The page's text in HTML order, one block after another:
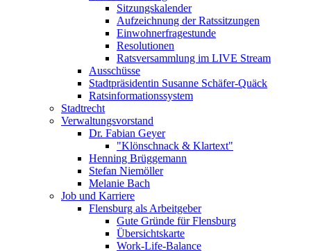
Sitzungskalender
Aufzeichnung der Ratssitzungen
Einwohnerfragestunde
Resolutionen
Ratsversammlung im LIVE Stream
Ausschüsse
Stadtpräsidentin Susanne Schäfer-Quäck
Ratsinformationssystem
Stadtrecht
Verwaltungsvorstand
Dr. Fabian Geyer
"Klönschnack & Klartext"
Henning Brüggemann
Stefan Niemöller
Melanie Bach
Job und Karriere
Flensburg als Arbeitgeber
Gute Gründe für Flensburg
Übersichtskarte
Work-Life-Balance